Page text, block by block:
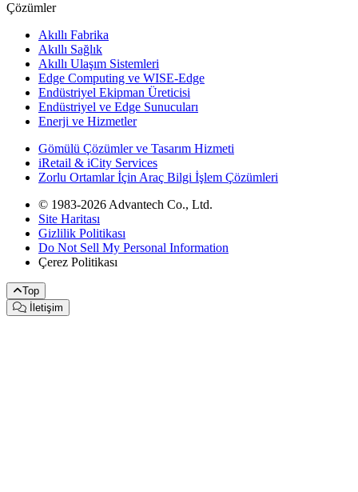
Çözümler
Akıllı Fabrika
Akıllı Sağlık
Akıllı Ulaşım Sistemleri
Edge Computing ve WISE-Edge
Endüstriyel Ekipman Üreticisi
Endüstriyel ve Edge Sunucuları
Enerji ve Hizmetler
Gömülü Çözümler ve Tasarım Hizmeti
iRetail & iCity Services
Zorlu Ortamlar İçin Araç Bilgi İşlem Çözümleri
© 1983-2026 Advantech Co., Ltd.
Site Haritası
Gizlilik Politikası
Do Not Sell My Personal Information
Çerez Politikası
Top
İletişim